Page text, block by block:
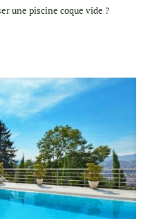
une piscine coque vide ?